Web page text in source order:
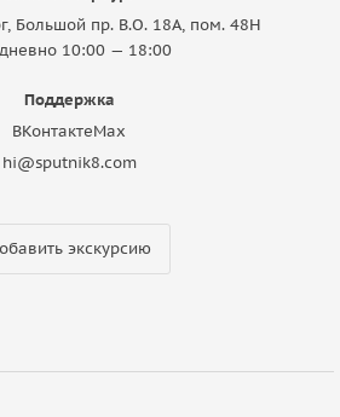
Большой пр. В.О. 18A, пом. 48Н
10:00 — 18:00
Поддержка
ВКонтактеMax
hi@sputnik8.com
экскурсию